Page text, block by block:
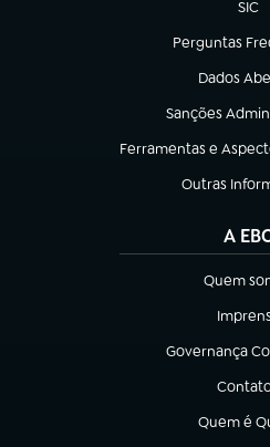
SIC
Perguntas
(abre em
Dados
(abre em
Sanções
(abre em nova
Ferramentas e
(abre em nova aba)
Outras
(abre em
A
Quem
(abre em
(abre
Governança
(abre em nova
(abre
Quem é
(abre em